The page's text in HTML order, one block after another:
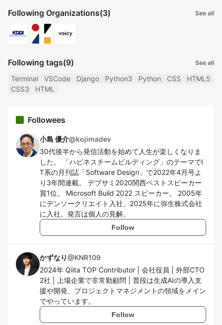
Following Organizations(3) See all
Following tags(9) See all
Terminal VSCode Django Python3 Python CSS
HTML5
CSS3
HTML
Followees
小島 優介@kojimadev
30代後半から発信活動を始めて人生が楽しくなりま
した。 「ハピネスチームビルディング」のテーマでI
T系の月刊誌「Software Design」で2022年4月号よ
り3年間連載。 デブサミ2020関西ベストスピーカー
賞1位。 Microsoft Build 2022 スピーカー。 2005年
にデンソークリエイト入社、2025年に弥生株式会社
に入社。発言は個人の見解。
Follow
かずなり@KNR109
2024年 Qiita TOP Contributor | 会社役員 | 外部CTO
2社 | 上場企業で非常勤顧問 | 普段は生成AIの導入支
援や開発、プロジェクトマネジメントの領域をメイン
でやっています。
Follow